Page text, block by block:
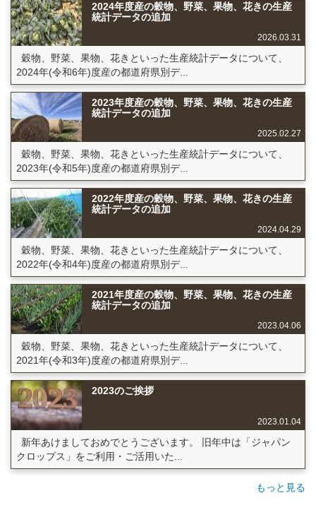
2024年度産の穀物、野菜、果物、花きの生産
統計データの追加
2026.03.31
穀物、野菜、果物、花きといった生産統計データについて、
2024年(令和6年)度産の都道府県別デ...
2023年度産の穀物、野菜、果物、花きの生産
統計データの追加
2025.02.27
穀物、野菜、果物、花きといった生産統計データについて、
2023年(令和5年)度産の都道府県別デ...
2022年度産の穀物、野菜、果物、花きの生産
統計データの追加
2024.04.29
穀物、野菜、果物、花きといった生産統計データについて、
2022年(令和4年)度産の都道府県別デ...
2021年度産の穀物、野菜、果物、花きの生産
統計データの追加
2023.04.06
穀物、野菜、果物、花きといった生産統計データについて、
2021年(令和3年)度産の都道府県別デ...
2023のご挨拶
2023.01.04
新年あけましておめでとうございます。 旧年中は「ジャパン
クロップス」をご利用・ご活用いた...
もっと見る